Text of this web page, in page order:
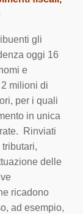
gli
oggi 16
e
milioni di
per i quali
in unica
Rinviati
delle
ricadono
ad esempio,